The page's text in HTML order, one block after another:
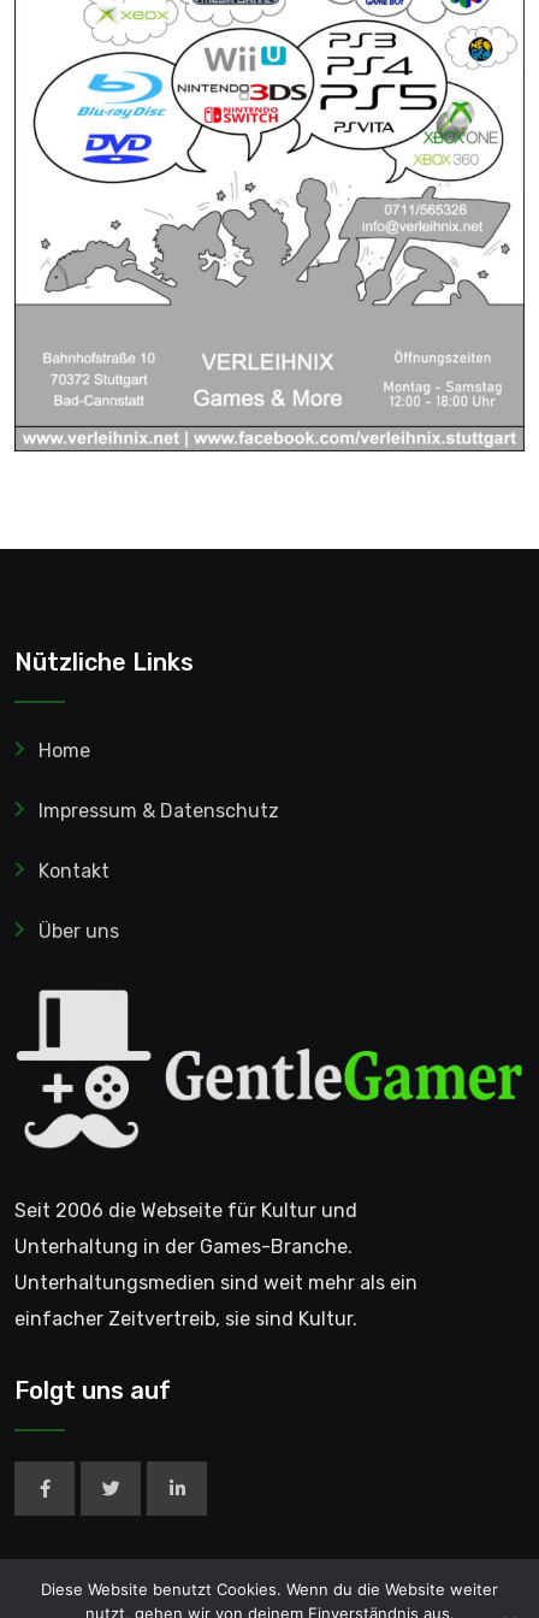
Nützliche Links
Home
Impressum & Datenschutz
Kontakt
Über uns
Seit 2006 die Webseite für Kultur und
Unterhaltung in der Games-Branche.
Unterhaltungsmedien sind weit mehr als ein
einfacher Zeitvertreib, sie sind Kultur.
Folgt uns auf
Diese Website benutzt Cookies. Wenn du die Website weiter
nutzt, gehen wir von deinem Einverständnis aus.